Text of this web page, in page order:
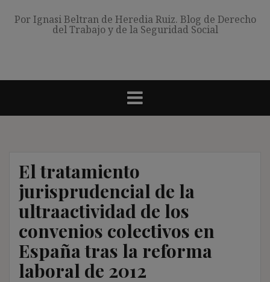
Por Ignasi Beltran de Heredia Ruiz. Blog de Derecho
del Trabajo y de la Seguridad Social
El tratamiento
jurisprudencial de la
ultraactividad de los
convenios colectivos en
España tras la reforma
laboral de 2012